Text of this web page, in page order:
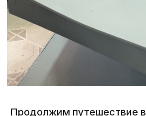
Продолжим путешествие